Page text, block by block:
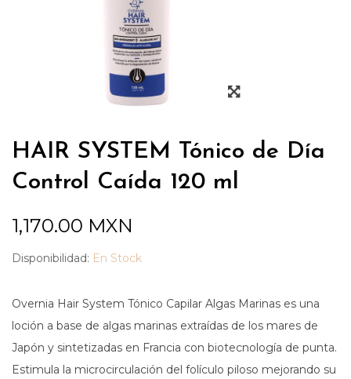
HAIR SYSTEM Tónico de Día
Control Caída 120 ml
1,170.00 MXN
Disponibilidad: En Stock
Overnia Hair System Tónico Capilar Algas Marinas es una
loción a base de algas marinas extraídas de los mares de
Japón y sintetizadas en Francia con biotecnología de punta.
Estimula la microcirculación del folículo piloso mejorando su